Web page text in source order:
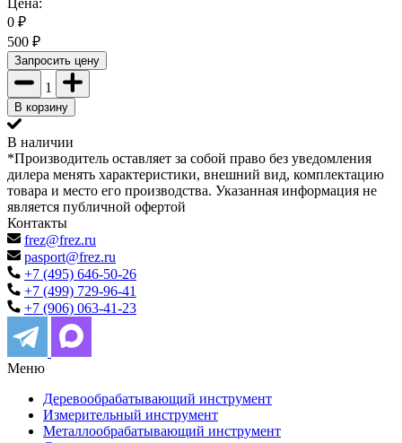
0 ₽
500 ₽
Запросить цену
1
В корзину
В наличии
*Производитель оставляет за собой право без уведомления
дилера менять характеристики, внешний вид, комплектацию
товара и место его производства. Указанная информация не
является публичной офертой
Контакты
frez@frez.ru
pasport@frez.ru
+7 (495) 646-50-26
+7 (499) 729-96-41
+7 (906) 063-41-23
Меню
Деревообрабатывающий инструмент
Измерительный инструмент
Металлообрабатывающий инструмент